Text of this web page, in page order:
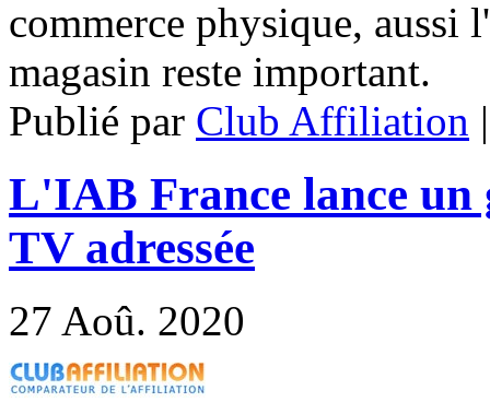
commerce physique, aussi
magasin reste important.
Publié par Club Affiliation
L'IAB France lance un
TV adressée
27 Aoû. 2020